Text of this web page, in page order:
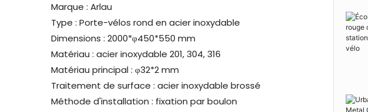
Marque : Arlau
Type : Porte-vélos rond en acier inoxydable
Dimensions : 2000*φ450*550 mm
Matériau : acier inoxydable 201, 304, 316
Matériau principal : φ32*2 mm
Traitement de surface : acier inoxydable brossé
Méthode d'installation : fixation par boulon